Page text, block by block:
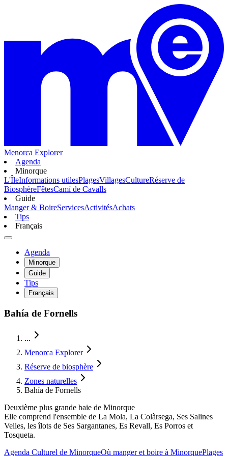
Menorca Explorer
Agenda
Minorque
L'ÎleInformations utilesPlagesVillagesCultureRéserve de
BiosphèreFêtesCamí de Cavalls
Guide
Manger & BoireServicesActivitésAchats
Tips
Français
Agenda
Minorque
Guide
Tips
Français
Bahía de Fornells
...
Menorca Explorer
Réserve de biosphère
Zones naturelles
Bahía de Fornells
Deuxième plus grande baie de Minorque
Elle comprend l'ensemble de La Mola, La Colàrsega, Ses Salines
Velles, les îlots de Ses Sargantanes, Es Revall, Es Porros et
Tosqueta.
Agenda Culturel de MinorqueOù manger et boire à MinorquePlages